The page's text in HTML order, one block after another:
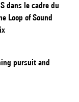
dans le cadre du
Loop of Sound
pursuit and